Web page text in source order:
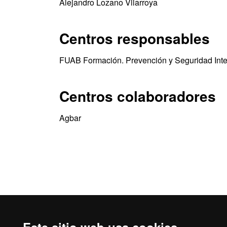
Centros responsables
FUAB Formación. Prevención y Seguridad
Centros colaboradores
Agbar